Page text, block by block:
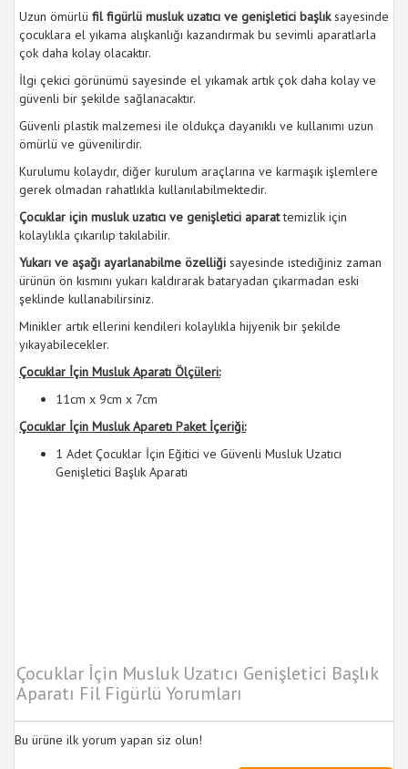
Uzun ömürlü fil figürlü musluk uzatıcı ve genişletici başlıksayesinde
çocuklara el yıkama alışkanlığı kazandırmak bu sevimli aparatlarla
çok daha kolay olacaktır.
İlgi çekici görünümü sayesinde el yıkamak artık çok daha kolay ve
güvenli bir şekilde sağlanacaktır.
Güvenli plastik malzemesi ile oldukça dayanıklı ve kullanımı uzun
ömürlü ve güvenilirdir.
Kurulumu kolaydır, diğer kurulum araçlarına ve karmaşık işlemlere
gerek olmadan rahatlıkla kullanılabilmektedir.
Çocuklar için musluk uzatıcı ve genişletici aparattemizlik için
kolaylıkla çıkarılıp takılabilir.
Yukarı ve aşağı ayarlanabilme özelliği sayesinde istediğiniz zaman
ürünün ön kısmını yukarı kaldırarak bataryadan çıkarmadan eski
şeklinde kullanabilirsiniz.
Minikler artık ellerini kendileri kolaylıkla hijyenik bir şekilde
yıkayabilecekler.
Çocuklar İçin Musluk Aparatı Ölçüleri:
11cm x 9cm x 7cm
Çocuklar İçin Musluk Aparetı Paket İçeriği:
1 Adet Çocuklar İçin Eğitici ve Güvenli Musluk Uzatıcı
Genişletici Başlık Aparatı
Çocuklar İçin Musluk Uzatıcı Genişletici Başlık
Aparatı Fil Figürlü Yorumları
Bu ürüne ilk yorum yapan siz olun!